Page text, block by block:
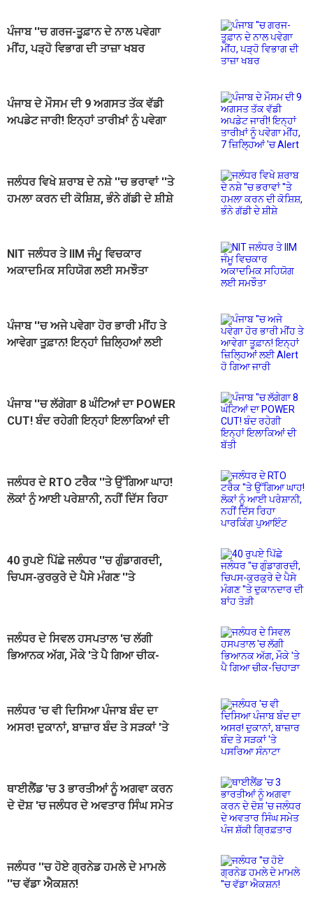
ਪੰਜਾਬ ''ਚ ਗਰਜ-ਤੂਫ਼ਾਨ ਦੇ ਨਾਲ ਪਵੇਗਾ
ਮੀਂਹ, ਪੜ੍ਹੋ ਵਿਭਾਗ ਦੀ ਤਾਜ਼ਾ ਖਬਰ
ਪੰਜਾਬ ਦੇ ਮੌਸਮ ਦੀ 9 ਅਗਸਤ ਤੱਕ ਵੱਡੀ
ਅਪਡੇਟ ਜਾਰੀ! ਇਨ੍ਹਾਂ ਤਾਰੀਖ਼ਾਂ ਨੂੰ ਪਵੇਗਾ
ਜਲੰਧਰ ਵਿਖੇ ਸ਼ਰਾਬ ਦੇ ਨਸ਼ੇ ''ਚ ਭਰਾਵਾਂ ''ਤੇ
ਹਮਲਾ ਕਰਨ ਦੀ ਕੋਸ਼ਿਸ਼, ਭੰਨੇ ਗੱਡੀ ਦੇ ਸ਼ੀਸ਼ੇ
NIT ਜਲੰਧਰ ਤੇ IIM ਜੰਮੂ ਵਿਚਕਾਰ
ਅਕਾਦਮਿਕ ਸਹਿਯੋਗ ਲਈ ਸਮਝੌਤਾ
ਪੰਜਾਬ ''ਚ ਅਜੇ ਪਵੇਗਾ ਹੋਰ ਭਾਰੀ ਮੀਂਹ ਤੇ
ਆਵੇਗਾ ਤੂਫ਼ਾਨ! ਇਨ੍ਹਾਂ ਜ਼ਿਲ੍ਹਿਆਂ ਲਈ
ਪੰਜਾਬ ''ਚ ਲੱਗੇਗਾ 8 ਘੰਟਿਆਂ ਦਾ POWER
CUT! ਬੰਦ ਰਹੇਗੀ ਇਨ੍ਹਾਂ ਇਲਾਕਿਆਂ ਦੀ
ਜਲੰਧਰ ਦੇ RTO ਟਰੈਕ ''ਤੇ ਉੱਗਿਆ ਘਾਹ!
ਲੋਕਾਂ ਨੂੰ ਆਈ ਪਰੇਸ਼ਾਨੀ, ਨਹੀਂ ਦਿੱਸ ਰਿਹਾ
40 ਰੁਪਏ ਪਿੱਛੇ ਜਲੰਧਰ ''ਚ ਗੁੰਡਾਗਰਦੀ,
ਚਿਪਸ-ਕੁਰਕੁਰੇ ਦੇ ਪੈਸੇ ਮੰਗਣ ''ਤੇ
ਜਲੰਧਰ ਦੇ ਸਿਵਲ ਹਸਪਤਾਲ 'ਚ ਲੱਗੀ
ਭਿਆਨਕ ਅੱਗ, ਮੌਕੇ 'ਤੇ ਪੈ ਗਿਆ ਚੀਕ-
ਜਲੰਧਰ 'ਚ ਵੀ ਦਿਸਿਆ ਪੰਜਾਬ ਬੰਦ ਦਾ
ਅਸਰ! ਦੁਕਾਨਾਂ, ਬਾਜ਼ਾਰ ਬੰਦ ਤੇ ਸੜਕਾਂ 'ਤੇ
ਥਾਈਲੈਂਡ 'ਚ 3 ਭਾਰਤੀਆਂ ਨੂੰ ਅਗਵਾ ਕਰਨ
ਦੇ ਦੋਸ਼ 'ਚ ਜਲੰਧਰ ਦੇ ਅਵਤਾਰ ਸਿੰਘ ਸਮੇਤ
ਜਲੰਧਰ ''ਚ ਹੋਏ ਗ੍ਰਨੇਡ ਹਮਲੇ ਦੇ ਮਾਮਲੇ
''ਚ ਵੱਡਾ ਐਕਸ਼ਨ!